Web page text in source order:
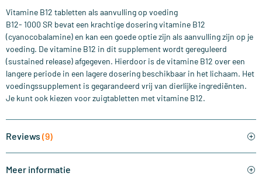
Vitamine B12 tabletten als aanvulling op voeding
B12- 1000 SR bevat een krachtige dosering vitamine B12
(cyanocobalamine) en kan een goede optie zijn als aanvulling zijn op je
voeding. De vitamine B12 in dit supplement wordt gereguleerd
(sustained release) afgegeven. Hierdoor is de vitamine B12 over een
langere periode in een lagere dosering beschikbaar in het lichaam. Het
voedingssupplement is gegarandeerd vrij van dierlijke ingrediënten.
Je kunt ook kiezen voor zuigtabletten met vitamine B12.
Reviews (9)
Meer informatie